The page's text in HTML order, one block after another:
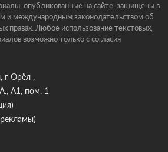
опубликованные на сайте, защищены в
и международным законодательством об
правах. Любое использование текстовых,
возможно только с согласия
г Орёл ,
А1, пом. 1